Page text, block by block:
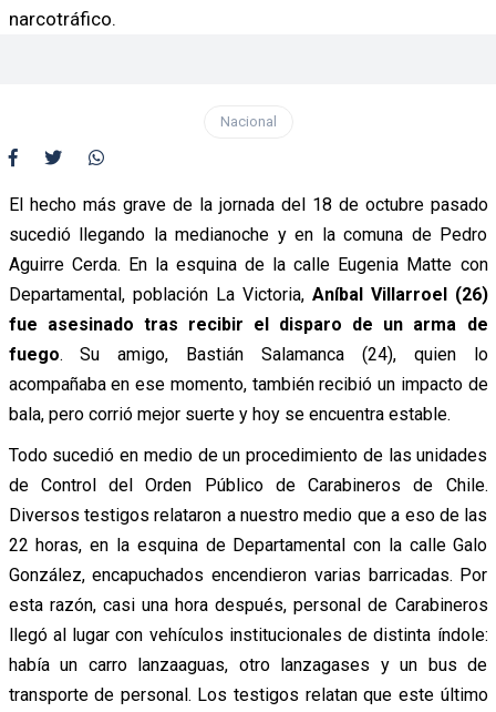
narcotráfico.
Nacional
El hecho más grave de la jornada del 18 de octubre pasado
sucedió llegando la medianoche y en la comuna de Pedro
Aguirre Cerda. En la esquina de la calle Eugenia Matte con
Departamental, población La Victoria, Aníbal Villarroel (26)
fue asesinado tras recibir el disparo de un arma de
fuego. Su amigo, Bastián Salamanca (24), quien lo
acompañaba en ese momento, también recibió un impacto de
bala, pero corrió mejor suerte y hoy se encuentra estable.
Todo sucedió en medio de un procedimiento de las unidades
de Control del Orden Público de Carabineros de Chile.
Diversos testigos relataron a nuestro medio que a eso de las
22 horas, en la esquina de Departamental con la calle Galo
González, encapuchados encendieron varias barricadas. Por
esta razón, casi una hora después, personal de Carabineros
llegó al lugar con vehículos institucionales de distinta índole:
había un carro lanzaaguas, otro lanzagases y un bus de
transporte de personal. Los testigos relatan que este último